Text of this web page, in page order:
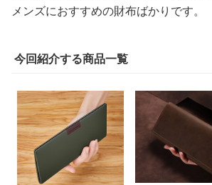
メンズにおすすめの財布ばかりです。
今回紹介する商品一覧